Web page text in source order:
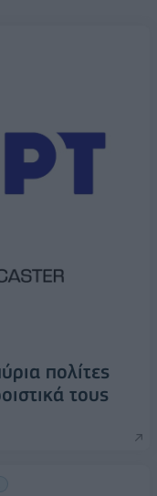
πολίτες
τους